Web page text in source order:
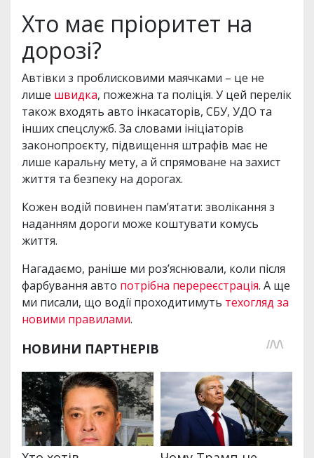
Хто має пріоритет на
дорозі?
Автівки з проблисковими маячками – це не
лише швидка, пожежна та поліція. У цей перелік
також входять авто інкасаторів, СБУ, УДО та
інших спецслужб. За словами ініціаторів
законопроєкту, підвищення штрафів має не
лише каральну мету, а й спрямоване на захист
життя та безпеку на дорогах.
Кожен водій повинен пам’ятати: зволікання з
наданням дороги може коштувати комусь
життя.
Нагадаємо, раніше ми роз’яснювали, коли після
фарбування авто потрібна перереєстрація. А ще
ми писали, що водії проходитимуть техогляд за
новими правилами.